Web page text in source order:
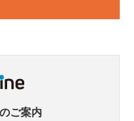
のご案内